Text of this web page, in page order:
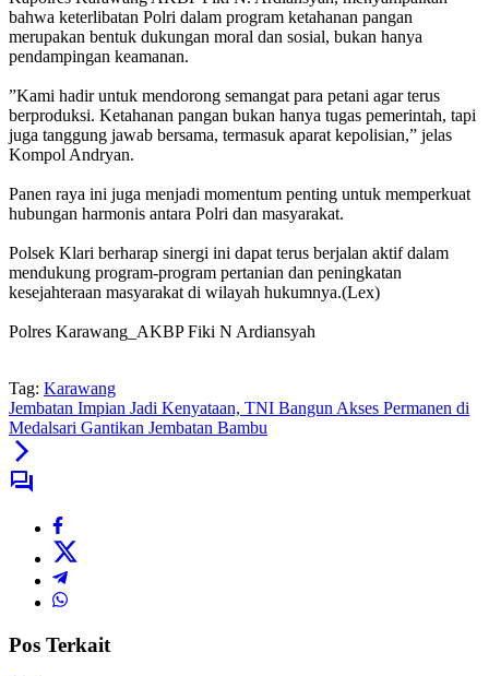
bahwa keterlibatan Polri dalam program ketahanan pangan
merupakan bentuk dukungan moral dan sosial, bukan hanya
pendampingan keamanan.
‎”Kami hadir untuk mendorong semangat para petani agar terus
berproduksi. Ketahanan pangan bukan hanya tugas pemerintah, tapi
juga tanggung jawab bersama, termasuk aparat kepolisian,” jelas
Kompol Andryan.
‎Panen raya ini juga menjadi momentum penting untuk memperkuat
hubungan harmonis antara Polri dan masyarakat.
‎Polsek Klari berharap sinergi ini dapat terus berjalan aktif dalam
mendukung program-program pertanian dan peningkatan
kesejahteraan masyarakat di wilayah hukumnya.(Lex)
‎Polres Karawang_AKBP Fiki N Ardiansyah
Tag: Karawang
Jembatan Impian Jadi Kenyataan, TNI Bangun Akses Permanen di
Medalsari Gantikan Jembatan Bambu
Pos Terkait